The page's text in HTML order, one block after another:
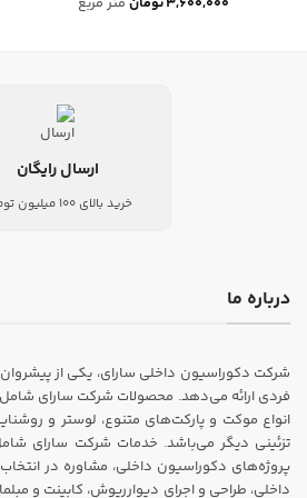
ارسال رایگان
خرید بالای 100 میلیون تومان
درباره ما
فردی ارائه می‌دهد. محصولات شرکت سارای شامل
انواع موکت و پارکت‌های متنوع، لوستر و
تزئینی دیگر می‌باشد. خدمات شرکت سارای
پروژه‌های دکوراسیون داخلی، مشاوره در
داخلی، طراحی و اجرای دیواررپوش، کابینت و